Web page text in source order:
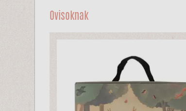
Ovisoknak